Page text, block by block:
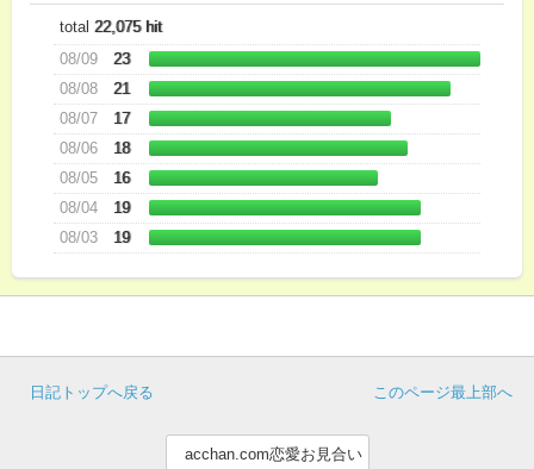
total 22,075 hit
08/09
23
08/08
21
08/07
17
08/06
18
08/05
16
08/04
19
08/03
19
このページ最上部へ
日記トップへ戻る